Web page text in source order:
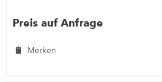
Preis auf Anfrage
Merken